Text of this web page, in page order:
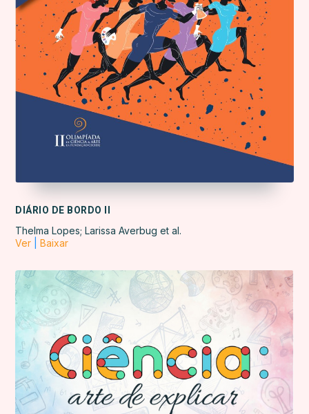
DIÁRIO DE BORDO II
Thelma Lopes; Larissa Averbug et al.
Ver |Baixar